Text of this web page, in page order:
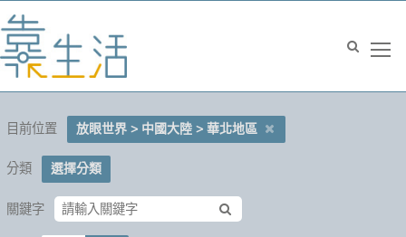
目前位置 放眼世界 > 中國大陸 > 華北地區
分類 選擇分類
關鍵字